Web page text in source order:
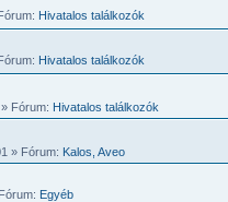
Hivatalos találkozók
Hivatalos találkozók
» Fórum: Hivatalos találkozók
» Fórum: Kalos, Aveo
Egyéb